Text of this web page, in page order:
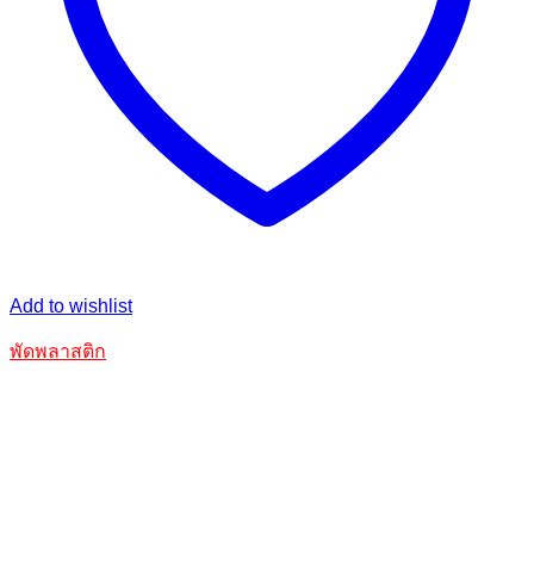
Add to wishlist
พัดพลาสติก